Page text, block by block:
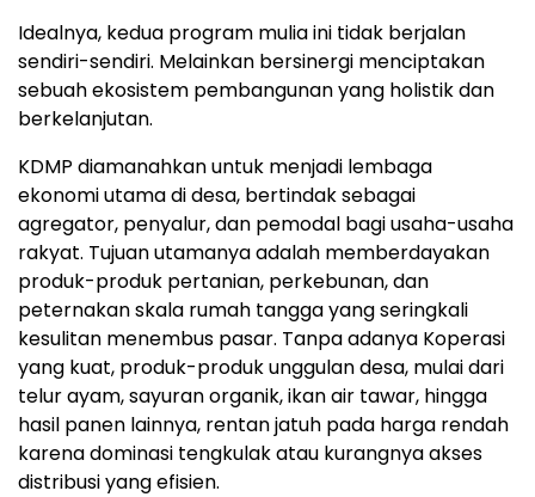
Idealnya, kedua program mulia ini tidak berjalan
sendiri-sendiri. Melainkan bersinergi menciptakan
sebuah ekosistem pembangunan yang holistik dan
berkelanjutan.
KDMP diamanahkan untuk menjadi lembaga
ekonomi utama di desa, bertindak sebagai
agregator, penyalur, dan pemodal bagi usaha-usaha
rakyat. Tujuan utamanya adalah memberdayakan
produk-produk pertanian, perkebunan, dan
peternakan skala rumah tangga yang seringkali
kesulitan menembus pasar. Tanpa adanya Koperasi
yang kuat, produk-produk unggulan desa, mulai dari
telur ayam, sayuran organik, ikan air tawar, hingga
hasil panen lainnya, rentan jatuh pada harga rendah
karena dominasi tengkulak atau kurangnya akses
distribusi yang efisien.